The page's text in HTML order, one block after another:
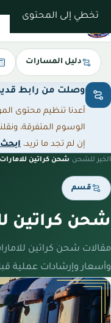
تخطي إلى المحتوى
دليل المسارات
وصلت من رابط
أعدنا تنظيم محتوى
الوسوم المتفرقة،
إن لم تجد ما تريد،
الخير للشحن/شحن كراتين للامارات
قسم
شحن كراتين
مقالات شحن كراتين
وأسعار وإرشادات عملية